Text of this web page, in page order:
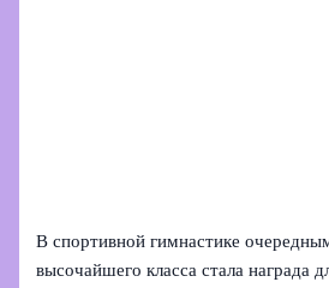
В спортивной гимнастике
высочайшего класса стала награда